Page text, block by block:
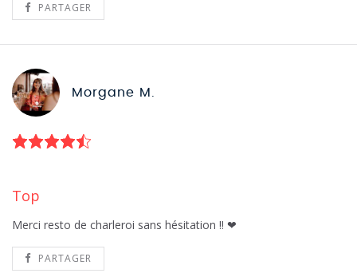
PARTAGER
Morgane M.
Top
Merci resto de charleroi sans hésitation !! ❤
PARTAGER